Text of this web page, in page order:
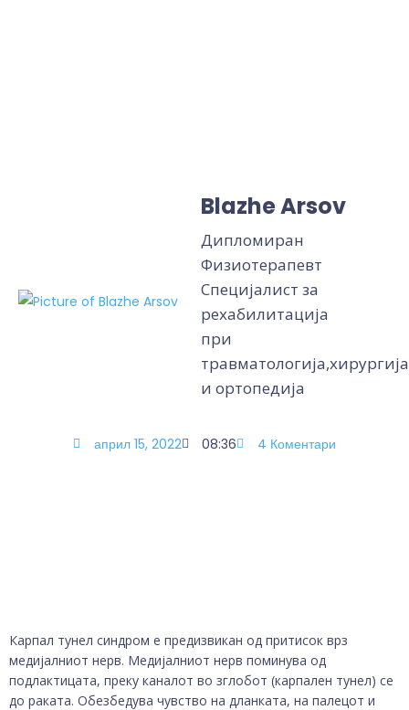
Blazhe Arsov
Дипломиран
Физиотерапевт
Специјалист за
рехабилитација
при
травматологија,хирургија
и ортопедија
април 15, 2022 08:36 4 Коментари
Карпал тунел синдром е предизвикан од притисок врз
медијалниот нерв. Медијалниот нерв поминува од
подлактицата, преку каналот во зглобот (карпален тунел) се
до раката. Обезбедува чувство на дланката, на палецот и